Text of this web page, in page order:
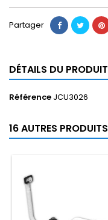
Partager
DÉTAILS DU PRODUIT
Référence JCU3026
16 AUTRES